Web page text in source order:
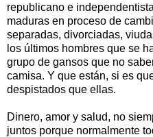
republicano e
maduras en proceso de
separadas, divorciadas,
los últimos hombres que se
grupo de gansos que no
camisa. Y que están, si es
despistados que ellas.
Dinero, amor y salud, no
juntos porque normalmente